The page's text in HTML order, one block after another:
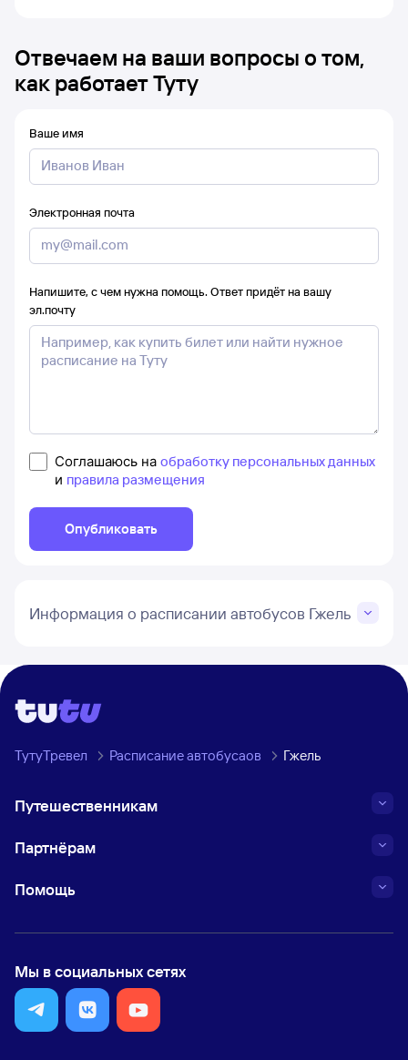
Отвечаем на ваши вопросы о том,
как работает Туту
Ваше имя
Электронная почта
Напишите, с чем нужна помощь. Ответ придёт на вашу
эл.почту
Соглашаюсь на обработку персональных данных
и правила размещения
Опубликовать
Информация о расписании автобусов Гжель
ТутуТревел Расписание автобусаов Гжель
Путешественникам
Партнёрам
Помощь
Мы в социальных сетях